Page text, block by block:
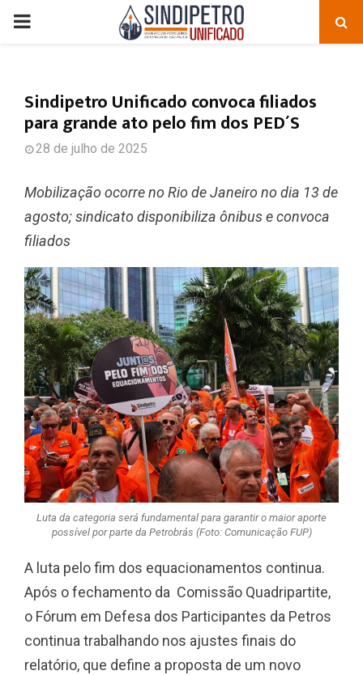
PRIMARY
Sindipetro Unificado convoca filiados
para grande ato pelo fim dos PED´S
28 de julho de 2025
Mobilização ocorre no Rio de Janeiro no dia 13 de
agosto; sindicato disponibiliza ônibus e convoca
filiados
Luta da categoria será fundamental para garantir o maior aporte
possível por parte da Petrobrás (Foto: Comunicação FUP)
A luta pelo fim dos equacionamentos continua.
Após o fechamento da Comissão Quadripartite,
o Fórum em Defesa dos Participantes da Petros
continua trabalhando nos ajustes finais do
relatório, que define a proposta de um novo